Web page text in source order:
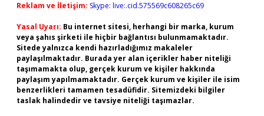
Reklam ve İletişim: Skype: live:.cid.575569c608265c69
Yasal Uyarı: Bu internet sitesi, herhangi bir marka, kurum
veya şahıs şirketi ile hiçbir bağlantısı bulunmamaktadır.
Sitede yalnızca kendi hazırladığımız makaleler
paylaşılmaktadır. Burada yer alan içerikler haber niteliği
taşımamakta olup, gerçek kurum ve kişiler hakkında
paylaşım yapılmamaktadır. Gerçek kurum ve kişiler ile isim
benzerlikleri tamamen tesadüfidir. Sitemizdeki bilgiler
taslak halindedir ve tavsiye niteliği taşımazlar.